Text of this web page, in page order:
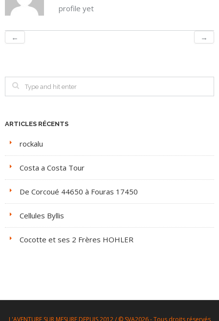
profile yet
← →
ARTICLES RÉCENTS
rockalu
Costa a Costa Tour
De Corcoué 44650 à Fouras 17450
Cellules Byllis
Cocotte et ses 2 Frères HOHLER
L'AVENTURE SUR MESURE DEPUIS 2012 / © SVA2026 - Tous droits réservés